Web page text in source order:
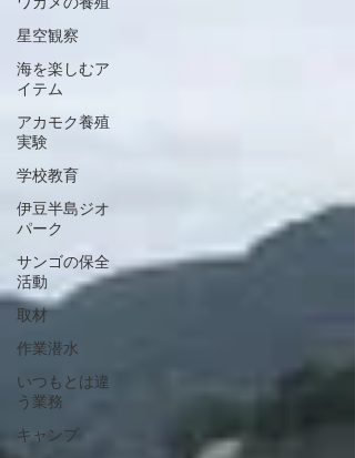
星空観察
海を楽しむア
イテム
アカモク養殖
実験
学校教育
伊豆半島ジオ
パーク
サンゴの保全
活動
取材
作業潜水
いつもとは違
う業務
キャンプ